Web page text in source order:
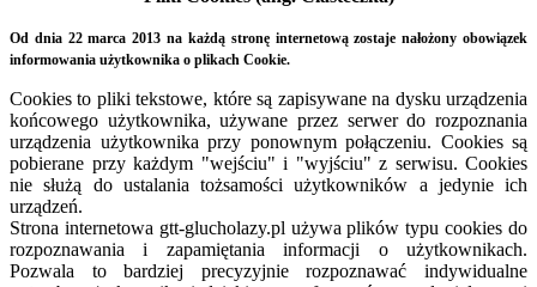
Od dnia 22 marca 2013 na każdą stronę internetową zostaje nałożony obowiązek
informowania użytkownika o plikach Cookie.
Cookies to pliki tekstowe, które są zapisywane na dysku urządzenia
końcowego użytkownika, używane przez serwer do rozpoznania
urządzenia użytkownika przy ponownym połączeniu. Cookies są
pobierane przy każdym "wejściu" i "wyjściu" z serwisu. Cookies
nie służą do ustalania tożsamości użytkowników a jedynie ich
urządzeń.
Strona internetowa gtt-glucholazy.pl używa plików typu cookies do
rozpoznawania i zapamiętania informacji o użytkownikach.
Pozwala to bardziej precyzyjnie rozpoznawać indywidualne